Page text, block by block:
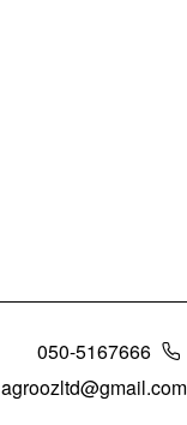
050-5167666
agroozltd@gmail.com